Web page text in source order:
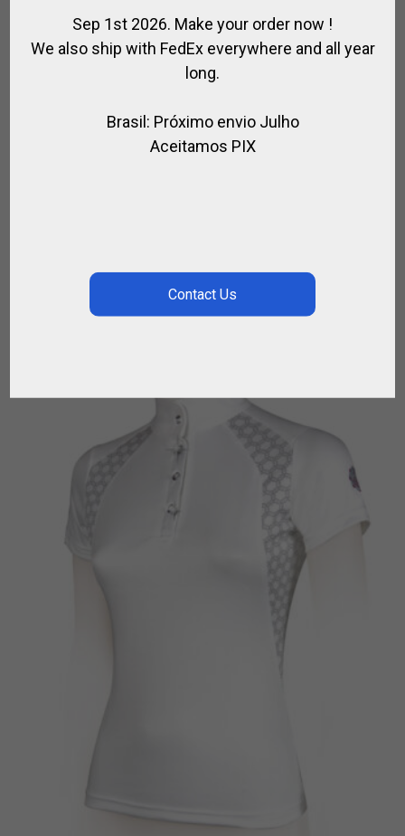
EQUITATION VÊTEMENTS EQUITATION
Sep 1st 2026. Make your order now !
We also ship with FedEx everywhere and all year
long.
Brasil: Próximo envio Julho
Aceitamos PIX